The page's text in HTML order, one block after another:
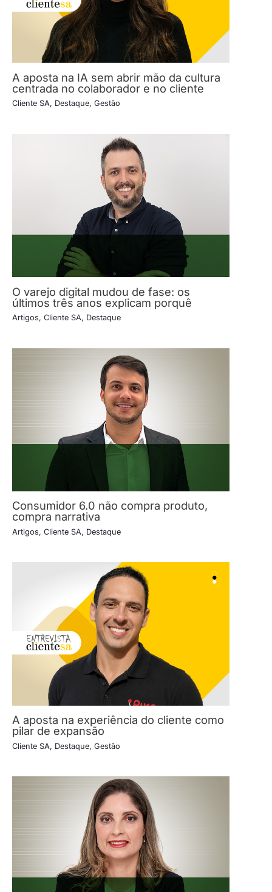
A aposta na IA sem abrir mão da cultura
centrada no colaborador e no cliente
Cliente SA, Destaque, Gestão
O varejo digital mudou de fase: os
últimos três anos explicam porquê
Artigos, Cliente SA, Destaque
Consumidor 6.0 não compra produto,
compra narrativa
Artigos, Cliente SA, Destaque
A aposta na experiência do cliente como
pilar de expansão
Cliente SA, Destaque, Gestão